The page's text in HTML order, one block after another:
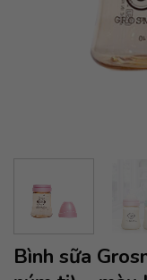
Bình sữa